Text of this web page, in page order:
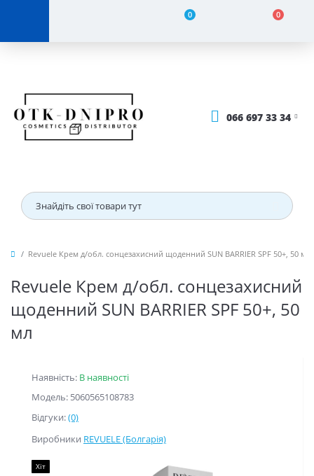
0 0
066 697 33 34
Revuele Крем д/обл. сонцезахисний щоденний SUN BARRIER SPF 50+, 50 мл
Revuele Крем д/обл. сонцезахисний
щоденний SUN BARRIER SPF 50+, 50
мл
Наявність: В наявності
Модель: 5060565108783
Відгуки:(0)
Виробники REVUELE (Болгарія)
Хіт